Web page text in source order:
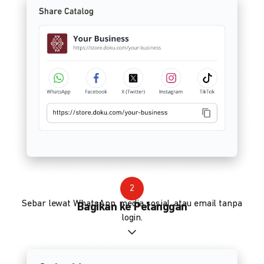
2
Bagikan ke Pelanggan
Sebar lewat WhatsApp, media sosial, atau email tanpa
login.